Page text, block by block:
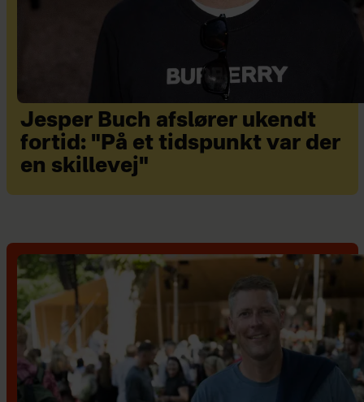
Jesper Buch afslører ukendt
fortid: "På et tidspunkt var der
en skillevej"